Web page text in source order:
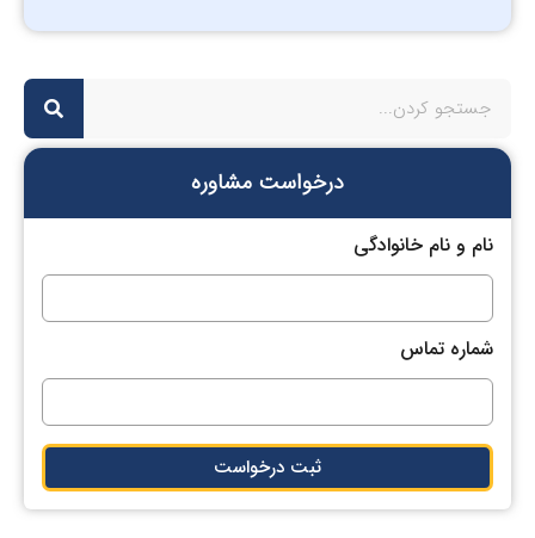
درخواست مشاوره
نام و نام خانوادگی
شماره تماس
ثبت درخواست